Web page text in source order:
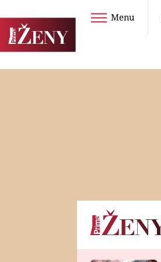
Menu
Horoskopy